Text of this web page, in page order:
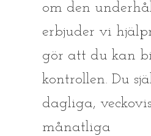
om den
erbjuder vi
gör att du kan
kontrollen. Du
dagliga,
månatliga